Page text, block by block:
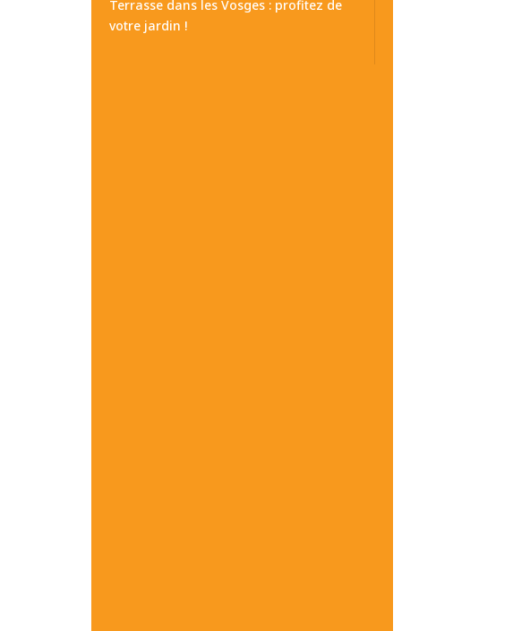
Terrasse dans les Vosges : profitez de
votre jardin !